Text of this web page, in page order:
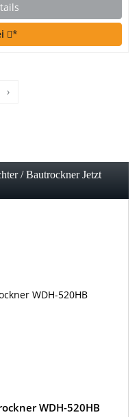
*
›
/ Bautrockner Jetzt
WDH-520HB